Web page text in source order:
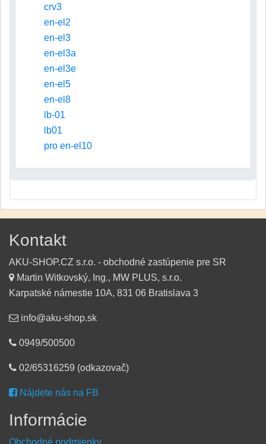
crv3
en-el2
en-el3
en-el3a
en-el3e
en-el5
en-el8
lb-01
lb01
pro en-el10
Kontakt
AKU-SHOP.CZ s.r.o. - obchodné zastúpenie pre SR
Martin Witkovský, Ing., MW PLUS, s.r.o.
Karpatské námestie 10A, 831 06 Bratislava 3
info@aku-shop.sk
0949/500500
02/65316259 (odkazovač)
Nájdete nás na FB
Informácie
Obchodné podmienky